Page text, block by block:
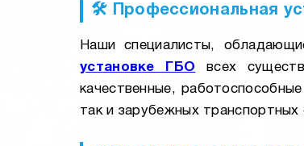
🛠️ Профессиональная
Наши специалисты,
установке ГБО всех
качественные,
так и зарубежных